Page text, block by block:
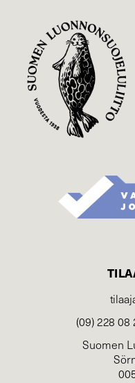
(09) 228 08
Suomen